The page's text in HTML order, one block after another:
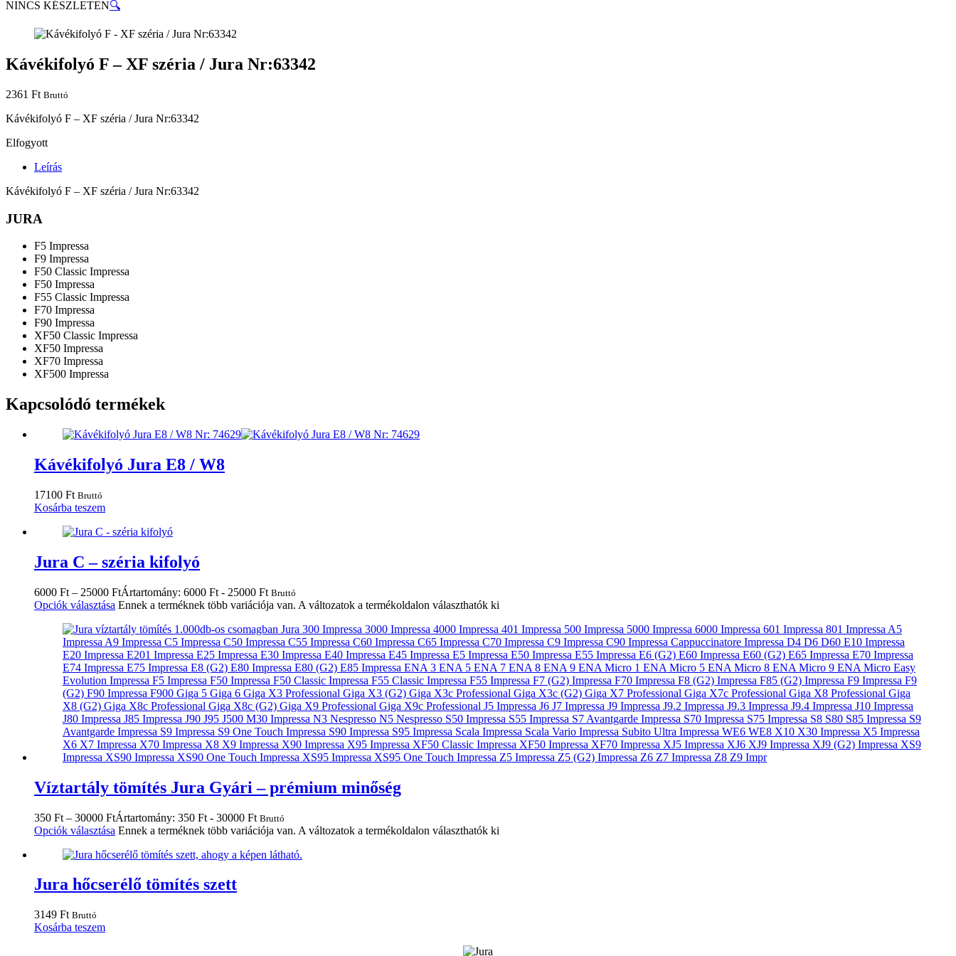
NINCS KÉSZLETEN🔍
Kávékifolyó F – XF széria / Jura Nr:63342
2361 Ft Bruttó
Kávékifolyó F – XF széria / Jura Nr:63342
Elfogyott
Leírás
Kávékifolyó F – XF széria / Jura Nr:63342
JURA
F5 Impressa
F9 Impressa
F50 Classic Impressa
F50 Impressa
F55 Classic Impressa
F70 Impressa
F90 Impressa
XF50 Classic Impressa
XF50 Impressa
XF70 Impressa
XF500 Impressa
Kapcsolódó termékek
Kávékifolyó Jura E8 / W8
17100 Ft Bruttó
Kosárba teszem
Jura C – széria kifolyó
6000 Ft – 25000 FtÁrtartomány: 6000 Ft - 25000 Ft Bruttó
Opciók választása Ennek a terméknek több variációja van. A változatok a termékoldalon választhatók ki
Víztartály tömítés Jura Gyári – prémium minőség
350 Ft – 30000 FtÁrtartomány: 350 Ft - 30000 Ft Bruttó
Opciók választása Ennek a terméknek több variációja van. A változatok a termékoldalon választhatók ki
Jura hőcserélő tömítés szett
3149 Ft Bruttó
Kosárba teszem